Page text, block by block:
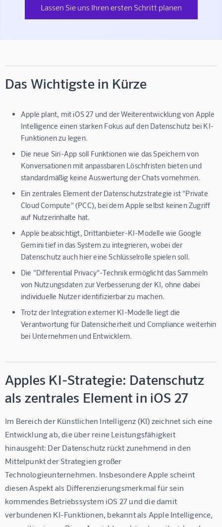
Lassen Sie uns Ihren ersten Schritt planen
Das Wichtigste in Kürze
Apple plant, mit iOS 27 und der Weiterentwicklung von Apple
Intelligence einen starken Fokus auf den Datenschutz bei KI-
Funktionen zu legen.
Die neue Siri-App soll Funktionen wie das Speichern von
Konversationen mit anpassbaren Löschfristen bieten und
standardmäßig keine Auswertung der Chats vornehmen.
Ein zentrales Element der Datenschutzstrategie ist "Private
Cloud Compute" (PCC), bei dem Apple selbst keinen Zugriff
auf Nutzerinhalte hat.
Apple beabsichtigt, Drittanbieter-KI-Modelle wie Google
Gemini tief in das System zu integrieren, wobei der
Datenschutz auch hier eine Schlüsselrolle spielen soll.
Die "Differential Privacy"-Technik ermöglicht das Sammeln
von Nutzungsdaten zur Verbesserung der KI, ohne dabei
individuelle Nutzer identifizierbar zu machen.
Trotz der Integration externer KI-Modelle liegt die
Verantwortung für Datensicherheit und Compliance weiterhin
bei Unternehmen und Entwicklern.
Apples KI-Strategie: Datenschutz
als zentrales Element in iOS 27
Im Bereich der Künstlichen Intelligenz (KI) zeichnet sich eine
Entwicklung ab, die über reine Leistungsfähigkeit
hinausgeht: Der Datenschutz rückt zunehmend in den
Mittelpunkt der Strategien großer
Technologieunternehmen. Insbesondere Apple scheint
diesen Aspekt als Differenzierungsmerkmal für sein
kommendes Betriebssystem iOS 27 und die damit
verbundenen KI-Funktionen, bekannt als Apple Intelligence,